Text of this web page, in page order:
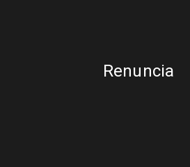
Renuncia